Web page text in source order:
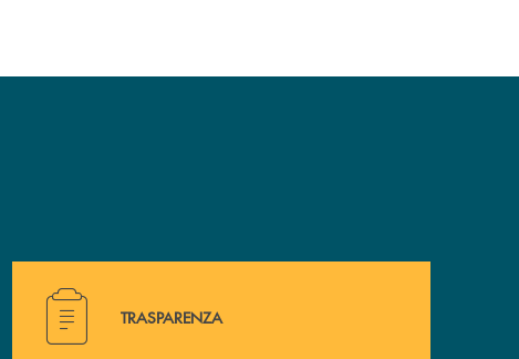
Hai bisogno di alcuni documenti ? Vai alla pagina
TRASPARENZA